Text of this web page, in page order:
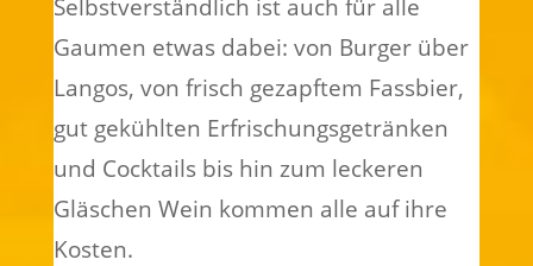
Selbstverständlich ist auch für alle
Gaumen etwas dabei: von Burger über
Langos, von frisch gezapftem Fassbier,
gut gekühlten Erfrischungsgetränken
und Cocktails bis hin zum leckeren
Gläschen Wein kommen alle auf ihre
Kosten.